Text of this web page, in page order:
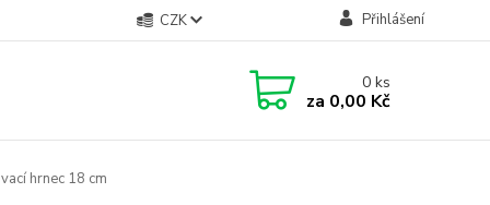
CZK Přihlášení
0ks
za 0,00 Kč
hrnec 18 cm